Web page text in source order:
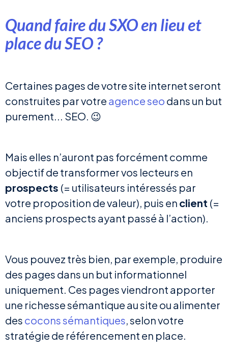
Quand faire du SXO en lieu et
place du SEO ?
Certaines pages de votre site internet seront
construites par votre agence seo dans un but
purement... SEO. 😉
Mais elles n’auront pas forcément comme
objectif de transformer vos lecteurs en
prospects (= utilisateurs intéressés par
votre proposition de valeur), puis en client (=
anciens prospects ayant passé à l’action).
Vous pouvez très bien, par exemple, produire
des pages dans un but informationnel
uniquement. Ces pages viendront apporter
une richesse sémantique au site ou alimenter
des cocons sémantiques, selon votre
stratégie de référencement en place.